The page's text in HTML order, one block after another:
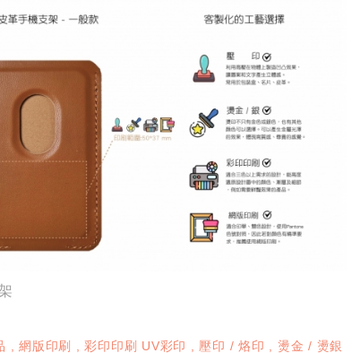
網版印刷 彩印印刷 UV彩印 壓印 / 烙印 燙金 / 燙銀